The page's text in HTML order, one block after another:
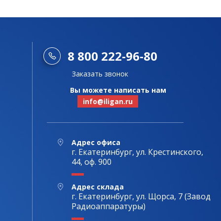
8 800 222-96-80
Заказать звонок
Вы можете написать нам
info@iligan.ru
Адрес офиса
г. Екатеринбург, ул. Крестинского,
44, оф. 900
Адрес склада
г. Екатеринбург, ул. Щорса, 7 (Завод
Радиоаппаратуры)